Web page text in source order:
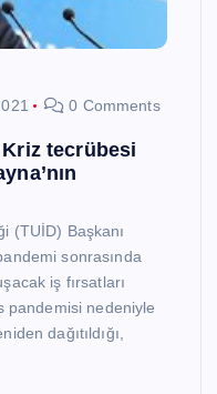
0 Comments
Kriz tecrübesi
(TUİD) Başkanı
sonrasında
iş fırsatları
pandemisi nedeniyle
dağıtıldığı,